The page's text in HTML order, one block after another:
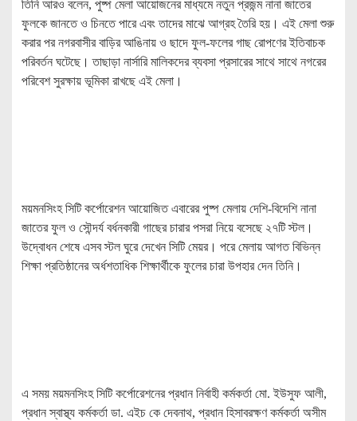
তিনি আরও বলেন, পুষ্প মেলা আয়োজনের মাধ্যমে নতুন প্রজন্ম নানা জাতের
ফুলকে জানতে ও চিনতে পারে এবং তাদের মাঝে আগ্রহ তৈরি হয়। এই মেলা শুরু
করার পর নগরবাসীর বাড়ির আঙিনায় ও ছাদে ফুল-ফলের গাছ রোপণের ইতিবাচক
পরিবর্তন ঘটেছে। তাছাড়া নার্সারি মালিকদের ব্যবসা প্রসারের সাথে সাথে নগরের
পরিবেশ সুরক্ষায় ভূমিকা রাখছে এই মেলা।
ময়মনসিংহ সিটি কর্পোরেশন আয়োজিত এবারের পুষ্প মেলায় দেশি-বিদেশি নানা
জাতের ফুল ও সৌন্দর্য বর্ধনকারী গাছের চারার পসরা নিয়ে বসেছে ২৭টি স্টল।
উদ্বোধন শেষে এসব স্টল ঘুরে দেখেন সিটি মেয়র। পরে মেলায় আগত বিভিন্ন
শিক্ষা প্রতিষ্ঠানের অর্ধশতাধিক শিক্ষার্থীকে ফুলের চারা উপহার দেন তিনি।
এ সময় ময়মনসিংহ সিটি কর্পোরেশনের প্রধান নির্বাহী কর্মকর্তা মো. ইউসুফ আলী,
প্রধান স্বাস্থ্য কর্মকর্তা ডা. এইচ কে দেবনাথ, প্রধান হিসাবরক্ষণ কর্মকর্তা অসীম